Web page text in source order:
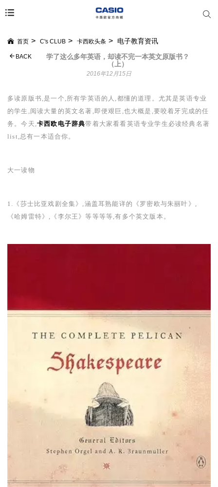
首页 C's CLUB 卡西欧头条 电子教育资讯
学了这么多年英语，却读不完一本英文原版书？
（上）
BACK
2016年12月15日
多读原版书,是一个,所有学英语的人,都懂的道理。尤其是英语专业
的学生,阅读大量的英文名著,即便艰巨,也大概是,要咬着牙完成的任
务。今天, 卡西欧电子辞典带着大家看看英语专业学生必读经典名著
list ,总有一本适合你。
大一读物
1.
《莎士比亚戏剧全集》,涵盖耳熟能详的《罗密欧与朱丽叶》,
《哈姆雷特》,《李尔王》等等等等,有多个英文版本。